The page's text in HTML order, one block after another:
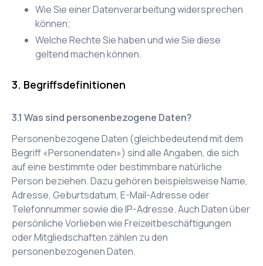
Wie Sie einer Datenverarbeitung widersprechen
können;
Welche Rechte Sie haben und wie Sie diese
geltend machen können.
Begriffsdefinitionen
Was sind personenbezogene Daten?
Personenbezogene Daten (gleichbedeutend mit dem
Begriff «Personendaten») sind alle Angaben, die sich
auf eine bestimmte oder bestimmbare natürliche
Person beziehen. Dazu gehören beispielsweise Name,
Adresse, Geburtsdatum, E-Mail-Adresse oder
Telefonnummer sowie die IP-Adresse. Auch Daten über
persönliche Vorlieben wie Freizeitbeschäftigungen
oder Mitgliedschaften zählen zu den
personenbezogenen Daten.